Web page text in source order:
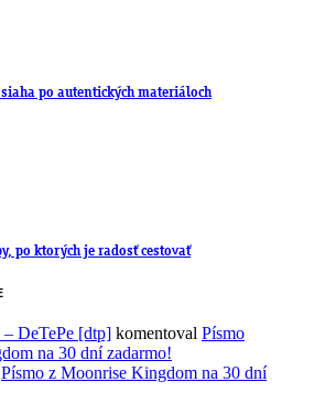
po autentických materiáloch
po ktorých je radosť cestovať
DeTePe [dtp] komentoval Písmo
na 30 dní zadarmo!
Písmo z Moonrise Kingdom na 30 dní